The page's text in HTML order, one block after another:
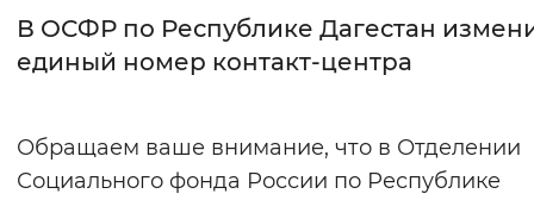
Нормальный Увеличенный
В ОСФР по Республике Дагестан
единый номер контакт-центра
Обращаем ваше внимание, что в Отделении
Социального фонда России по Республике